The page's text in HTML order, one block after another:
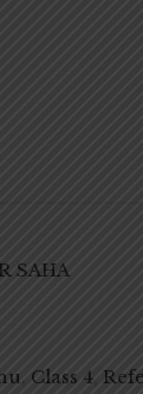
SAHA
, Class 4,